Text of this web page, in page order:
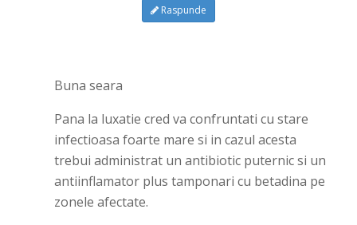
Raspunde
Buna seara
Pana la luxatie cred va confruntati cu stare
infectioasa foarte mare si in cazul acesta
trebui administrat un antibiotic puternic si un
antiinflamator plus tamponari cu betadina pe
zonele afectate.